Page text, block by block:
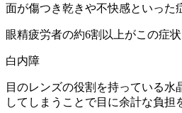
面が傷つき乾きや不快感といった
眼精疲労者の約6割以上がこの症
白内障
目のレンズの役割を持っている水
してしまうことで目に余計な負担